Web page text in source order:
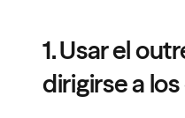
1. Usar el
dirigirse a